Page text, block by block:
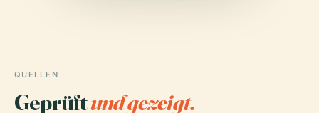
QUELLEN
Geprüftund gezeigt.